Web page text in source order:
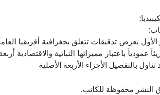
يعرض تدقيقات تتعلق بجغرافية أفريقيا
عمودياً باعتبار مميزاتها النباتية
تناول بالتفصيل الأجزاء الأربعة الأصلية
النشر محفوظة للكاتب.